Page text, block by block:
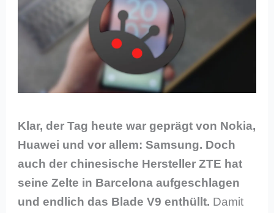
Klar, der Tag heute war geprägt von Nokia,
Huawei und vor allem: Samsung. Doch
auch der chinesische Hersteller ZTE hat
seine Zelte in Barcelona aufgeschlagen
und endlich das Blade V9 enthüllt. Damit